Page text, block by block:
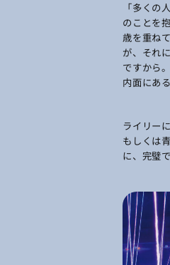
「多くの
のことを
歳を重ね
が、それ
ですから
内面にあ
ライリー
もしくは
に、完璧